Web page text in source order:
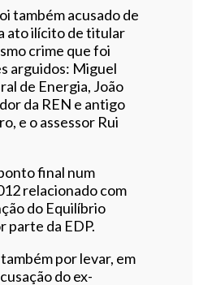
também acusado de
ato ilícito de titular
crime que foi
arguidos: Miguel
de Energia, João
da REN e antigo
e o assessor Rui
final num
relacionado com
do Equilíbrio
parte da EDP.
por levar, em
do ex-